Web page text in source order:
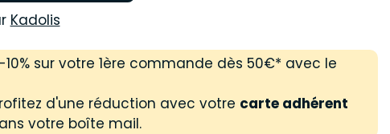
Kadolis
sur votre 1ère commande dès 50€* avec le
d'une réduction avec votre carte adhérent
votre boîte mail.